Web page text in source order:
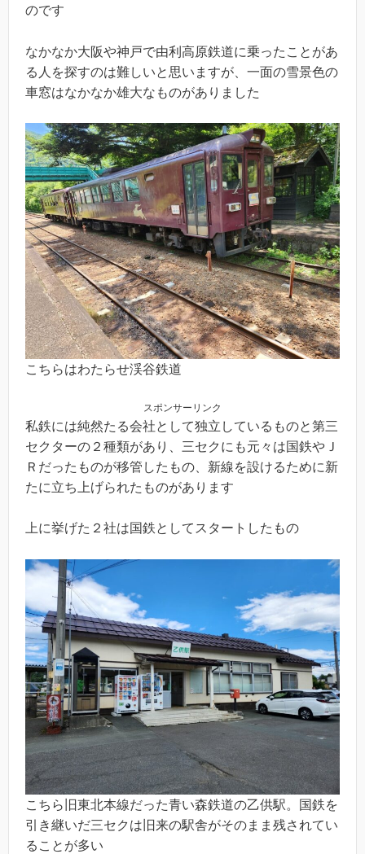
のです
なかなか大阪や神戸で由利高原鉄道に乗ったことがあ
る人を探すのは難しいと思いますが、一面の雪景色の
車窓はなかなか雄大なものがありました
こちらはわたらせ渓谷鉄道
スポンサーリンク
私鉄には純然たる会社として独立しているものと第三
セクターの２種類があり、三セクにも元々は国鉄やＪ
Ｒだったものが移管したもの、新線を設けるために新
たに立ち上げられたものがあります
上に挙げた２社は国鉄としてスタートしたもの
こちら旧東北本線だった青い森鉄道の乙供駅。国鉄を
引き継いだ三セクは旧来の駅舎がそのまま残されてい
ることが多い